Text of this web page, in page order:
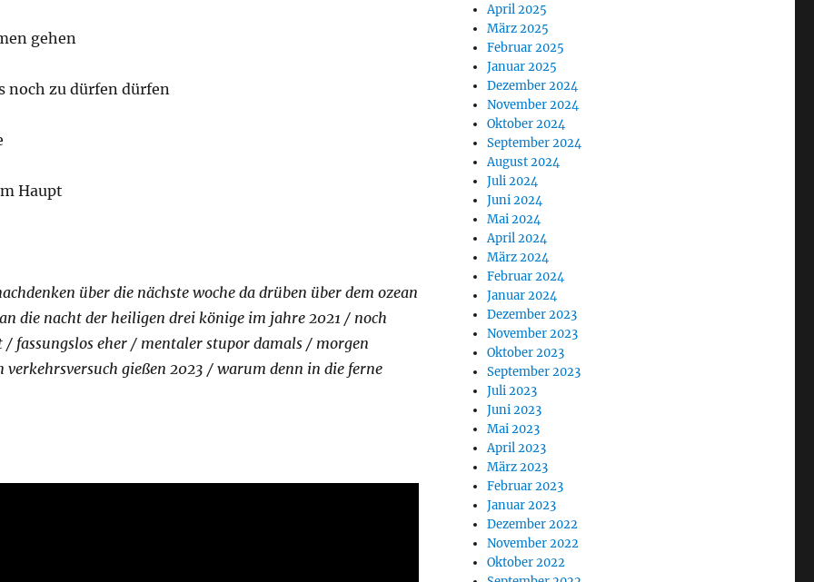
gehen
noch zu dürfen dürfen
Haupt
über die nächste woche da drüben über dem ozean
die nacht der heiligen drei könige im jahre 2021 / noch
fassungslos eher / mentaler stupor damals / morgen
verkehrsversuch gießen 2023 / warum denn in die ferne
April 2025
März 2025
Februar 2025
Januar 2025
Dezember 2024
November 2024
Oktober 2024
September 2024
August 2024
Juli 2024
Juni 2024
Mai 2024
April 2024
März 2024
Februar 2024
Januar 2024
Dezember 2023
November 2023
Oktober 2023
September 2023
Juli 2023
Juni 2023
Mai 2023
April 2023
März 2023
Februar 2023
Januar 2023
Dezember 2022
November 2022
Oktober 2022